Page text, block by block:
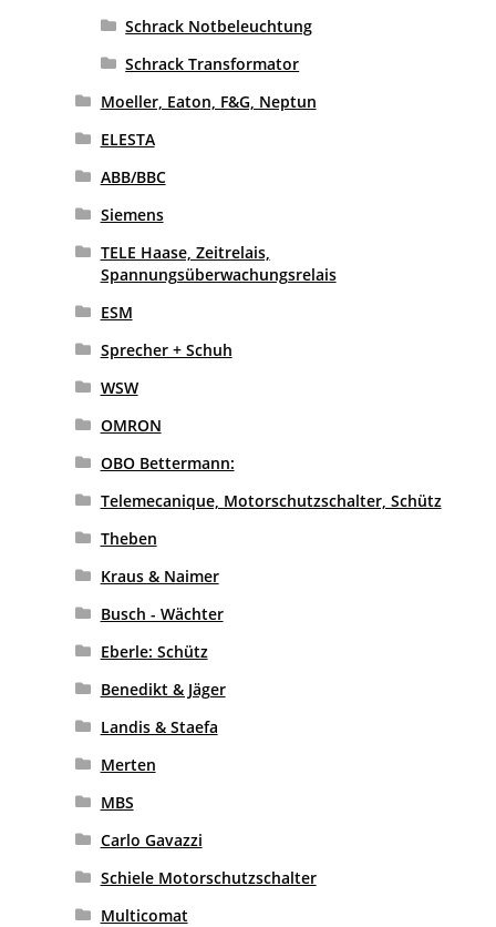
Schrack Notbeleuchtung
Schrack Transformator
Moeller, Eaton, F&G, Neptun
ELESTA
ABB/BBC
Siemens
TELE Haase, Zeitrelais,
Spannungsüberwachungsrelais
ESM
Sprecher + Schuh
WSW
OMRON
OBO Bettermann:
Telemecanique, Motorschutzschalter, Schütz
Theben
Kraus & Naimer
Busch - Wächter
Eberle: Schütz
Benedikt & Jäger
Landis & Staefa
Merten
MBS
Carlo Gavazzi
Schiele Motorschutzschalter
Multicomat